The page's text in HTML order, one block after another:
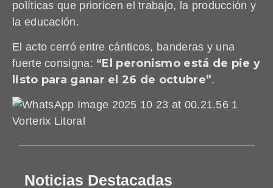
políticas que prioricen el trabajo, la producción y
la educación.
El acto cerró entre cánticos, banderas y una
fuerte consigna: “El peronismo está de pie y
listo para ganar el 26 de octubre”.
Noticias Destacadas